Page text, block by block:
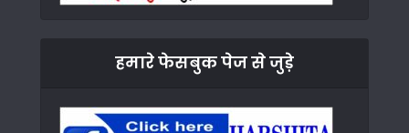
हमारे फेसबुक पेज से जुड़े